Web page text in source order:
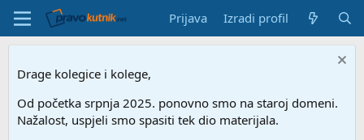
Prijava Izradi profil
Drage kolegice i kolege,
Od početka srpnja 2025. ponovno smo na staroj domeni.
Nažalost, uspjeli smo spasiti tek dio materijala.